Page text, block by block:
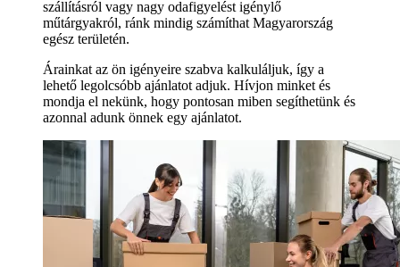
szállításról vagy nagy odafigyelést igénylő
műtárgyakról, ránk mindig számíthat Magyarország
egész területén.
Árainkat az ön igényeire szabva kalkuláljuk, így a
lehető legolcsóbb ajánlatot adjuk. Hívjon minket és
mondja el nekünk, hogy pontosan miben segíthetünk és
azonnal adunk önnek egy ajánlatot.